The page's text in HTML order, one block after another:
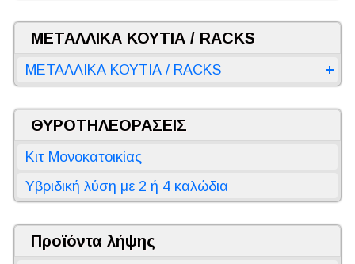
ΜΕΤΑΛΛΙΚΑ ΚΟΥΤΙΑ / RACKS
ΜΕΤΑΛΛΙΚΑ ΚΟΥΤΙΑ / RACKS
ΘΥΡΟΤΗΛΕΟΡΑΣΕΙΣ
Κιτ Μονοκατοικίας
Υβριδική λύση με 2 ή 4 καλώδια
Προϊόντα λήψης